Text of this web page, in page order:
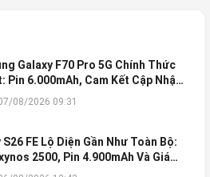
Galaxy F70 Pro 5G Chính Thức
Pin 6.000mAh, Cam Kết Cập Nhật
6 Năm
08/2026 09:31
S26 FE Lộ Diện Gần Như Toàn Bộ:
2500, Pin 4.900mAh Và Giá
Kiến